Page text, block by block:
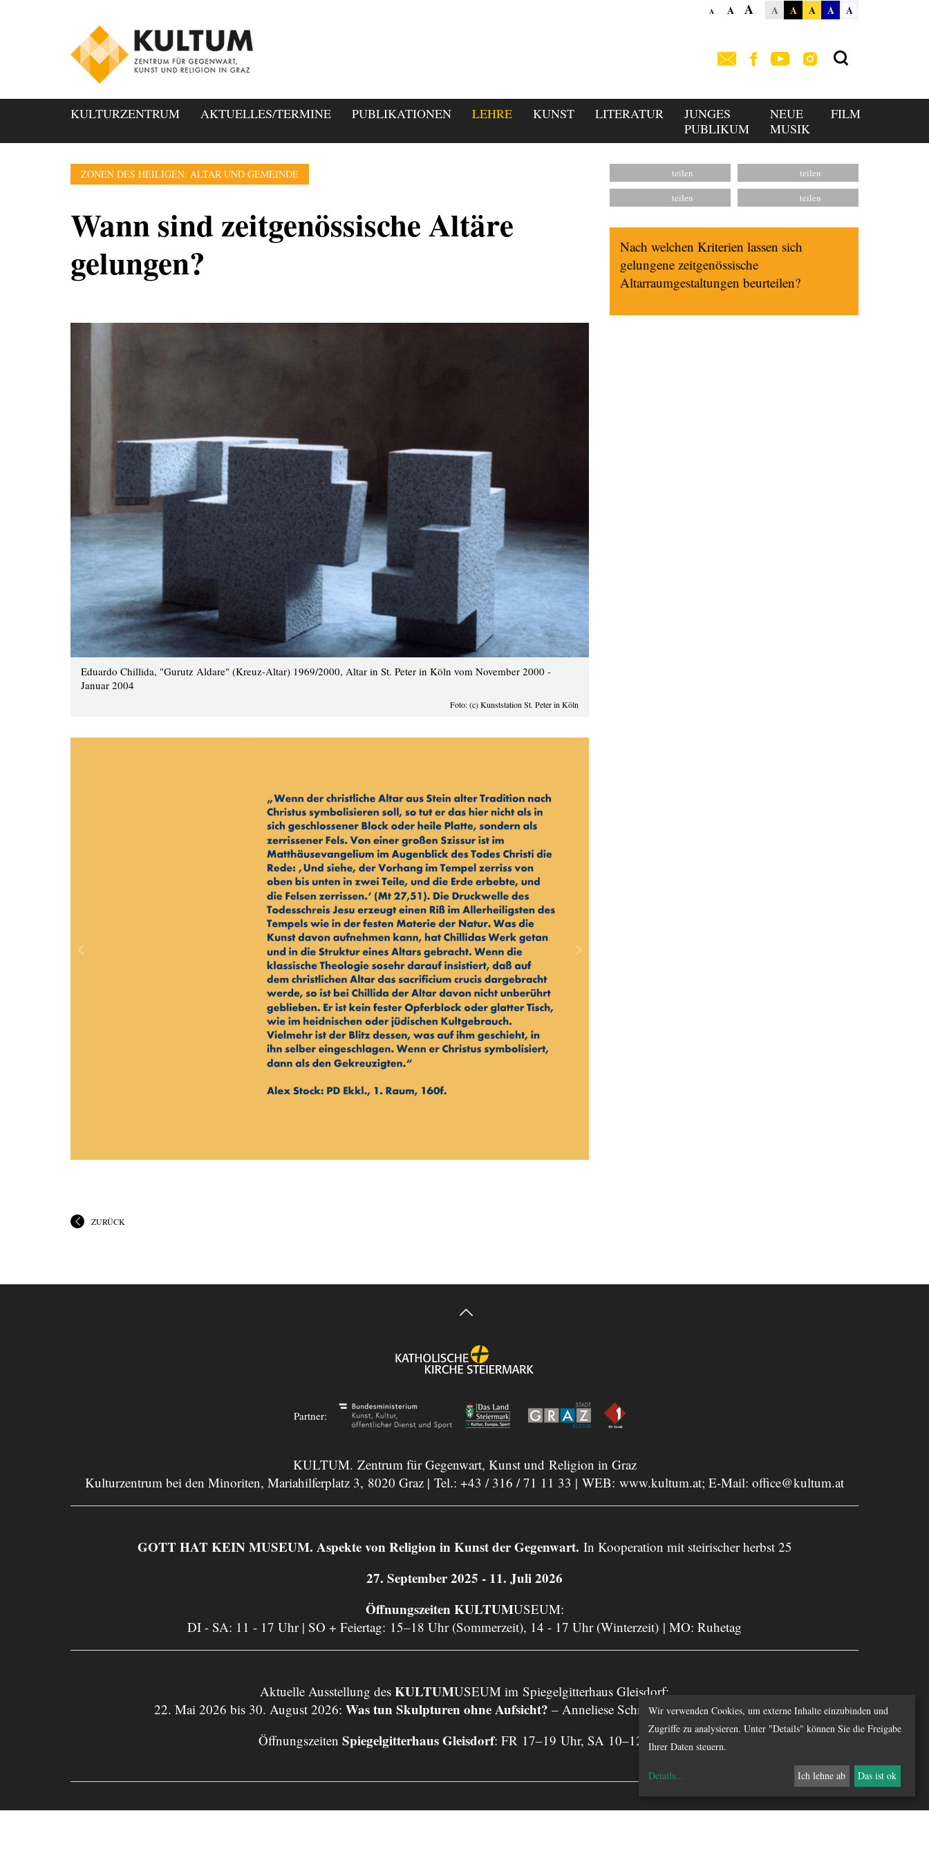
A A A A A A A A
KULTURZENTRUM AKTUELLES/TERMINE PUBLIKATIONEN LEHRE KUNST LITERATUR
JUNGES
PUBLIKUM
NEUE
MUSIK
FILM
ZONEN DES HEILIGEN: ALTAR UND GEMEINDE
Wann sind zeitgenössische Altäre
gelungen?
Eduardo Chillida, "Gurutz Aldare" (Kreuz-Altar) 1969/2000, Altar in St. Peter in Köln vom November 2000 -
Januar 2004
Foto: (c) Kunststation St. Peter in Köln
ZURÜCK
Nach welchen Kriterien lassen sich
gelungene zeitgenössische
Altarraumgestaltungen beurteilen?
Partner:
KULTUM. Zentrum für Gegenwart, Kunst und Religion in Graz
Kulturzentrum bei den Minoriten, Mariahilferplatz 3, 8020 Graz | Tel.: +43 / 316 / 71 11 33 | WEB: www.kultum.at; E-Mail: office@kultum.at
GOTT HAT KEIN MUSEUM. Aspekte von Religion in Kunst der Gegenwart. In Kooperation mit steirischer herbst 25
27. September 2025 - 11. Juli 2026
Öffnungszeiten KULTUMUSEUM:
DI - SA: 11 - 17 Uhr | SO + Feiertag: 15–18 Uhr (Sommerzeit), 14 - 17 Uhr (Winterzeit) | MO: Ruhetag
Aktuelle Ausstellung des KULTUMUSEUM im Spiegelgitterhaus Gleisdorf:
22. Mai 2026 bis 30. August 2026: Was tun Skulpturen ohne Aufsicht? – Anneliese Schrenk und Michael Kienzer
Öffnungszeiten Spiegelgitterhaus Gleisdorf: FR 17–19 Uhr, SA 10–12 Uhr.
Wir verwenden Cookies, um externe Inhalte einzubinden und
Zugriffe zu analysieren. Unter "Details" können Sie die Freigabe
Ihrer Daten steuern.
Details... Ich lehne ab Das ist ok